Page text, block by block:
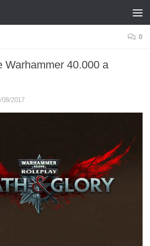
0
Warhammer 40.000 a
08/2017